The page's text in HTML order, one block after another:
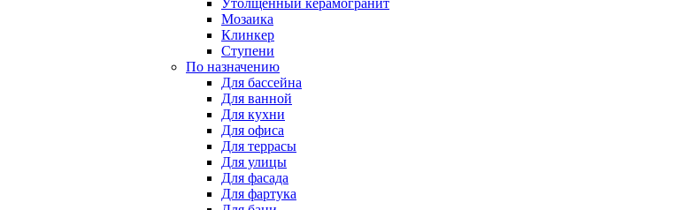
Утолщенный керамогранит
Мозаика
Клинкер
Ступени
По назначению
Для бассейна
Для ванной
Для кухни
Для офиса
Для террасы
Для улицы
Для фасада
Для фартука